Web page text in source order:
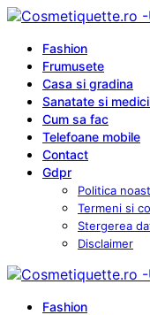
Fashion
Frumusete
Casa si gradina
Sanatate si
Cum sa fac
Telefoane mobile
Contact
Gdpr
Politica
Termeni si
Stergerea
Disclaimer
Fashion